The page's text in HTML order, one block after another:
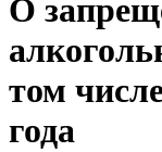
О
том
года